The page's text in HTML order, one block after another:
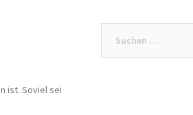
ist. Soviel sei
nach: